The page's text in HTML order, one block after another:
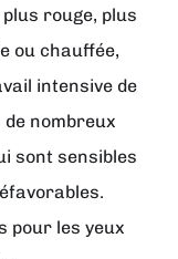
rouge, plus
ou chauffée,
intensive de
nombreux
sont sensibles
pour les yeux